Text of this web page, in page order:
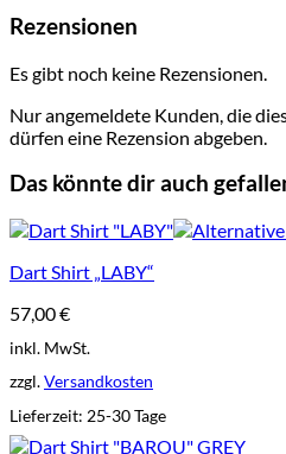
Rezensionen
Es gibt noch keine Rezensionen.
Nur angemeldete Kunden, die
dürfen eine Rezension abgeben.
Das könnte dir auch
Dart Shirt „LABY“
57,00€
inkl. MwSt.
zzgl.Versandkosten
Lieferzeit: 25-30 Tage